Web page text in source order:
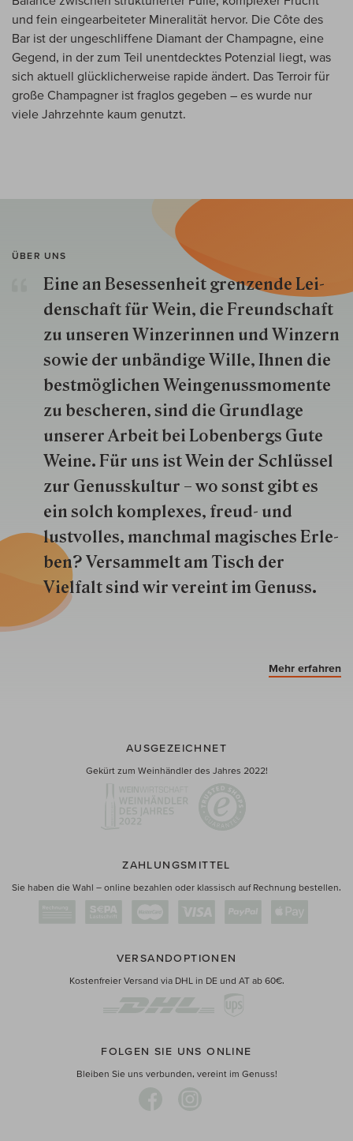
und fein eingearbeiteter Mineralität hervor. Die Côte des
Bar ist der ungeschliffene Diamant der Champagne, eine
Gegend, in der zum Teil unentdecktes Potenzial liegt, was
sich aktuell glücklicherweise rapide ändert. Das Terroir für
große Champagner ist fraglos gegeben – es wurde nur
viele Jahrzehnte kaum genutzt.
ÜBER UNS
Eine an Besessenheit gren­zende Lei­
den­schaft für Wein, die Freund­schaft
zu unseren Win­zer­innen und Win­zern
so­wie der un­bän­dige Wille, Ihnen die
best­mög­lich­en Wein­genuss­momente
zu besche­ren, sind die Grund­lage
unserer Arbeit bei Lobenbergs Gute
Weine. Für uns ist Wein der Schlüs­sel
zur Genuss­kultur – wo sonst gibt es
ein solch kom­plexes, freud- und
lustvolles, manchmal ma­gisch­es Er­le­
ben? Versammelt am Tisch der
Vielfalt sind wir ver­eint im Genuss.
Mehr erfahren
AUSGEZEICHNET
Gekürt zum Weinhändler des Jahres 2022!
ZAHLUNGSMITTEL
Sie haben die Wahl – online bezahlen oder klassisch auf Rechnung bestellen.
VERSANDOPTIONEN
Kostenfreier Versand via DHL in DE und AT ab 60€.
FOLGEN SIE UNS ONLINE
Bleiben Sie uns verbunden, vereint im Genuss!